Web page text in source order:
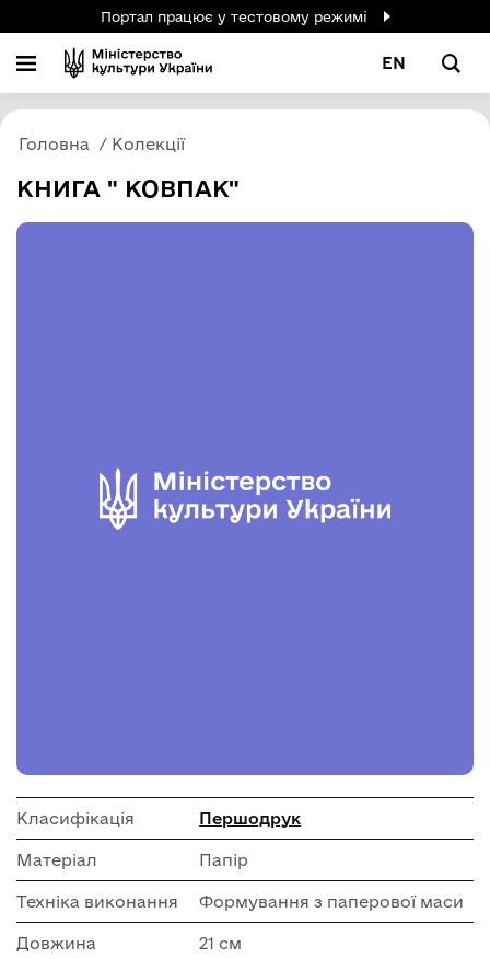
Портал працює у тестовому режимі
EN
Головна Колекції
КНИГА " КОВПАК"
Класифікація Першодрук
Матеріал Папір
Техніка виконання Формування з паперової маси
Довжина 21 см